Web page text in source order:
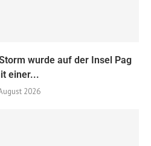
wurde auf der Insel Pag
einer...
2026